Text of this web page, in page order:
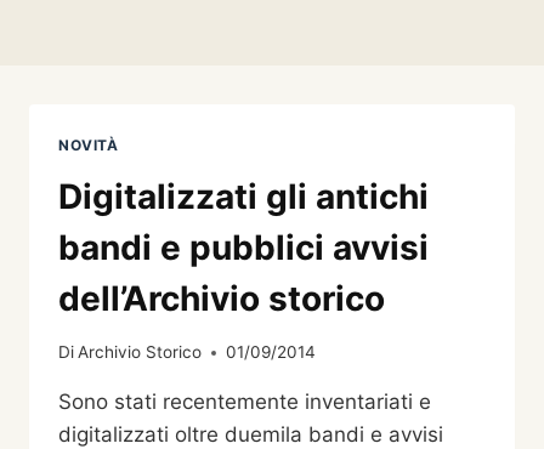
NOVITÀ
Digitalizzati gli antichi
bandi e pubblici avvisi
dell’Archivio storico
DiArchivio Storico 01/09/2014
Sono stati recentemente inventariati e
digitalizzati oltre duemila bandi e avvisi